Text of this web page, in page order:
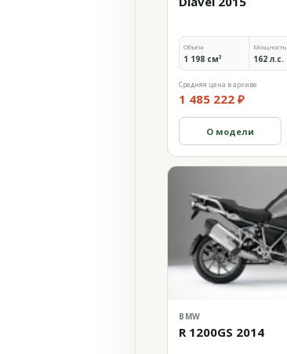
Объём
1 198 см³
Мощность
162 л.с.
Средняя цена в архиве
1 485 222 ₽
О модели
BMW
R 1200GS 2014